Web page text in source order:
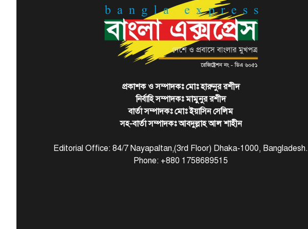
প্রকাশক ও সম্পাদকঃ মোঃ হারুনুর রশীদ
নির্বাহি সম্পাদকঃ মামুনুর রশীদ
বার্তা সম্পাদকঃ মোঃ ইয়াসিন সেলিম
সহ-বার্তা সম্পাদকঃ আবদুল্লাহ আল শাহীন
Editorial Office: 84/7 Nayapaltan,(3rd Floor) Dhaka-1000, Bangladesh.
Phone: +880 1758689515